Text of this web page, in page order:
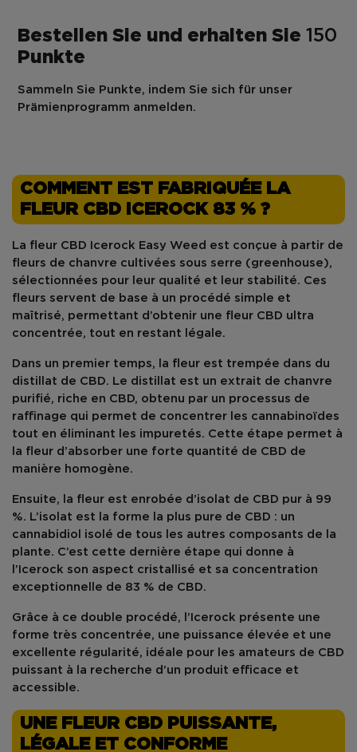
Bestellen Sie und erhalten Sie 150
Punkte
Sammeln Sie Punkte, indem Sie sich für unser
Prämienprogramm anmelden.
COMMENT EST FABRIQUÉE LA
FLEUR CBD ICEROCK 83 % ?
La fleur CBD Icerock Easy Weed
est conçue à partir de
fleurs de chanvre cultivées sous serre (greenhouse),
sélectionnées pour leur qualité et leur stabilité. Ces
fleurs servent de base à un procédé simple et
maîtrisé, permettant d’obtenir une fleur CBD ultra
concentrée, tout en restant légale.
Dans un premier temps, la fleur est trempée dans du
distillat de CBD. Le distillat est un extrait de chanvre
purifié, riche en CBD, obtenu par un processus de
raffinage qui permet de concentrer les cannabinoïdes
tout en éliminant les impuretés. Cette étape permet à
la fleur d’absorber une forte quantité de CBD de
manière homogène.
Ensuite, la fleur est enrobée d’isolat de CBD pur à 99
%. L’isolat est la forme la plus pure de CBD : un
cannabidiol isolé de tous les autres composants de la
plante. C’est cette dernière étape qui donne à
l’Icerock son aspect cristallisé et sa concentration
exceptionnelle de 83 % de CBD.
Grâce à ce double procédé, l’Icerock présente une
forme très concentrée, une puissance élevée et une
excellente régularité, idéale pour les amateurs de CBD
puissant à la recherche d’un produit efficace et
accessible.
UNE FLEUR CBD PUISSANTE,
LÉGALE ET CONFORME